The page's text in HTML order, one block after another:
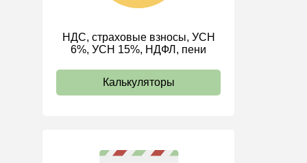
Персональные данные
ИП
НДС, страховые взносы, УСН
6%, УСН 15%, НДФЛ, пени
Калькуляторы